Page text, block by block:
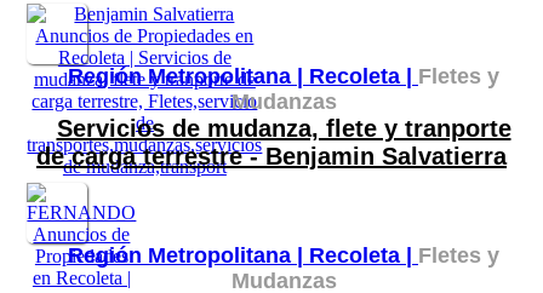
Región Metropolitana | Recoleta | Fletes y
Mudanzas
Servicios de mudanza, flete y tranporte
de carga terrestre - Benjamin Salvatierra
Región Metropolitana | Recoleta | Fletes y
Mudanzas